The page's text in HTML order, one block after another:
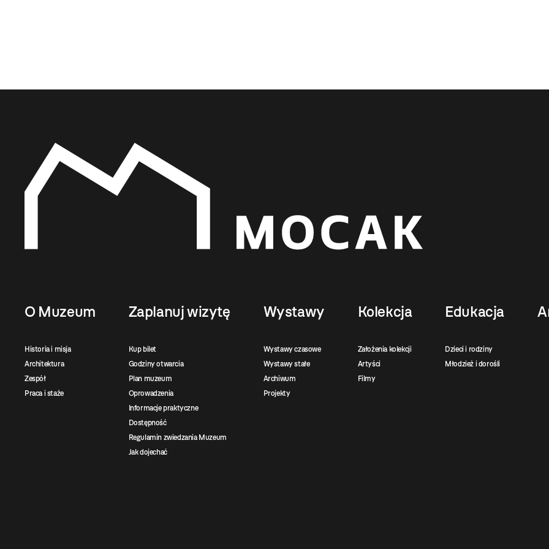
O Muzeum
Historia i misja
Architektura
Zespół
Praca i staże
Zaplanuj wizytę
Kup bilet
Godziny otwarcia
Plan muzeum
Oprowadzenia
Informacje praktyczne
Dostępność
Regulamin zwiedzania Muzeum
Jak dojechać
Wystawy
Wystawy czasowe
Wystawy stałe
Archiwum
Projekty
Kolekcja
Założenia kolekcji
Artyści
Filmy
Edukacja
Dzieci i rodziny
Młodzież i dorośli